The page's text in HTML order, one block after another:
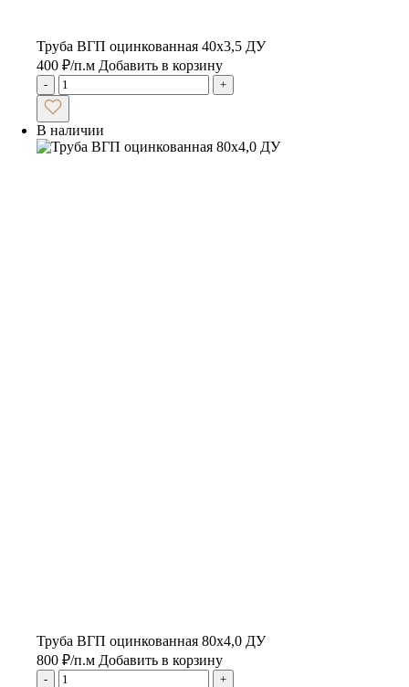
Труба ВГП оцинкованная 40х3,5 ДУ
400 ₽/п.м Добавить в корзину
- +
В наличии
Труба ВГП оцинкованная 80х4,0 ДУ
800 ₽/п.м Добавить в корзину
- +